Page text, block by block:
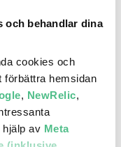
och behandlar dina
cookies och
förbättra hemsidan
, NewRelic,
av Meta